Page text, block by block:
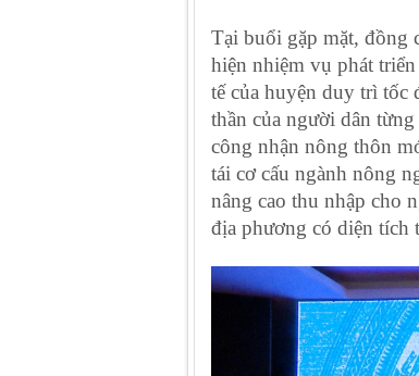
Tại buổi gặp mặt, đồng
hiện nhiệm vụ phát
tế của huyện duy trì tốc
thần của người dân
công nhận nông thôn
tái cơ cấu ngành nông
nâng cao thu nhập cho
địa phương có diện tích